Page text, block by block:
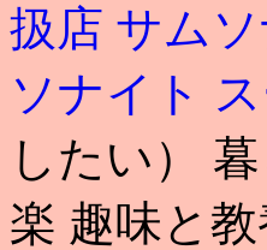
扱店 サム
ソナイト
したい）
楽 趣味と